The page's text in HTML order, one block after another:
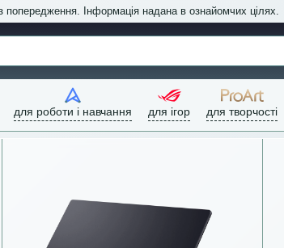
попередження. Інформація надана в ознайомчих цілях.
для роботи і навчання для ігор для творчості